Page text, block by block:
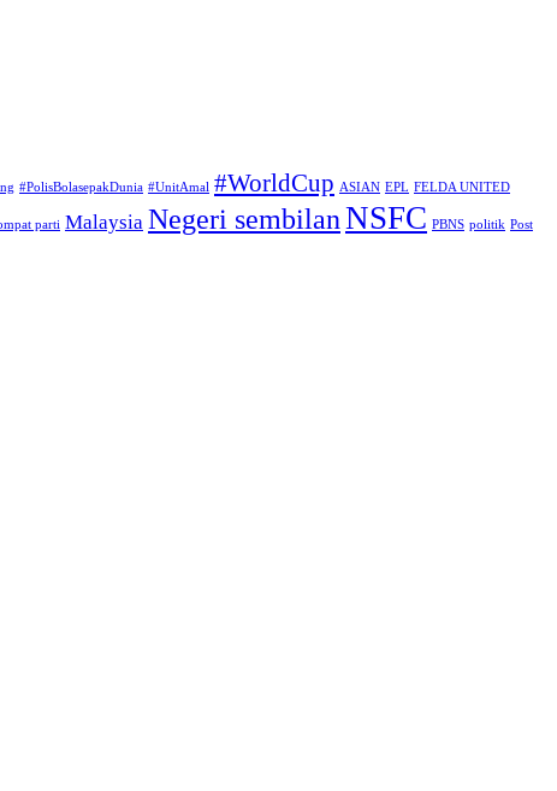
#PolisBolasepakDunia #UnitAmal #WorldCup ASIAN EPL FELDA UNITED
parti Malaysia Negeri sembilanNSFC PBNS politik Post